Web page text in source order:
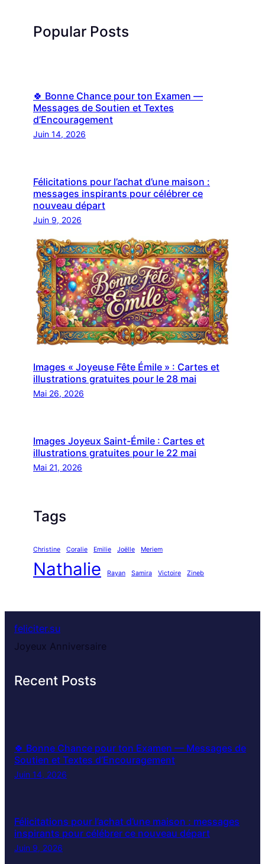
Popular Posts
🍀 Bonne Chance pour ton Examen —
Messages de Soutien et Textes
d’Encouragement
Juin 14, 2026
Félicitations pour l’achat d’une maison :
messages inspirants pour célébrer ce
nouveau départ
Juin 9, 2026
Images « Joyeuse Fête Émile » : Cartes et
illustrations gratuites pour le 28 mai
Mai 26, 2026
Images Joyeux Saint-Émile : Cartes et
illustrations gratuites pour le 22 mai
Mai 21, 2026
Tags
Christine Coralie Emilie Joëlle Meriem
Nathalie Rayan Samira Victoire Zineb
feliciter.su
Joyeux Anniversaire
Recent Posts
🍀 Bonne Chance pour ton Examen — Messages de
Soutien et Textes d’Encouragement
Juin 14, 2026
Félicitations pour l’achat d’une maison : messages
inspirants pour célébrer ce nouveau départ
Juin 9, 2026